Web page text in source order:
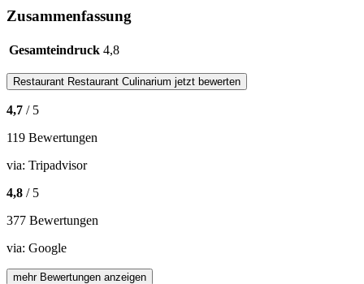
Zusammenfassung
Gesamteindruck 4,8
Restaurant Restaurant Culinarium jetzt bewerten
4,7 / 5
119 Bewertungen
via: Tripadvisor
4,8 / 5
377 Bewertungen
via: Google
mehr Bewertungen anzeigen